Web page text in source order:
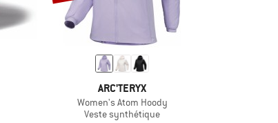
ARC'TERYX
Women's Atom Hoody
Veste synthétique